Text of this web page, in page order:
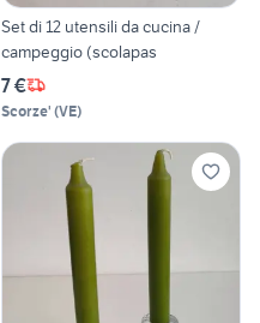
Set di 12 utensili da cucina /
campeggio (scolapas
7 €
Scorze' (VE)